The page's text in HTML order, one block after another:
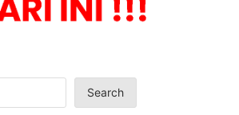
Search